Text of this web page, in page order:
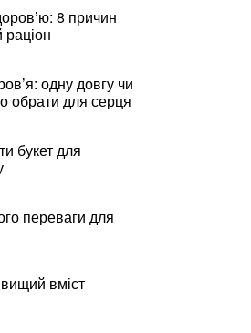
8 причин
раціон
одну довгу чи
обрати для серця
букет для
переваги для
вміст